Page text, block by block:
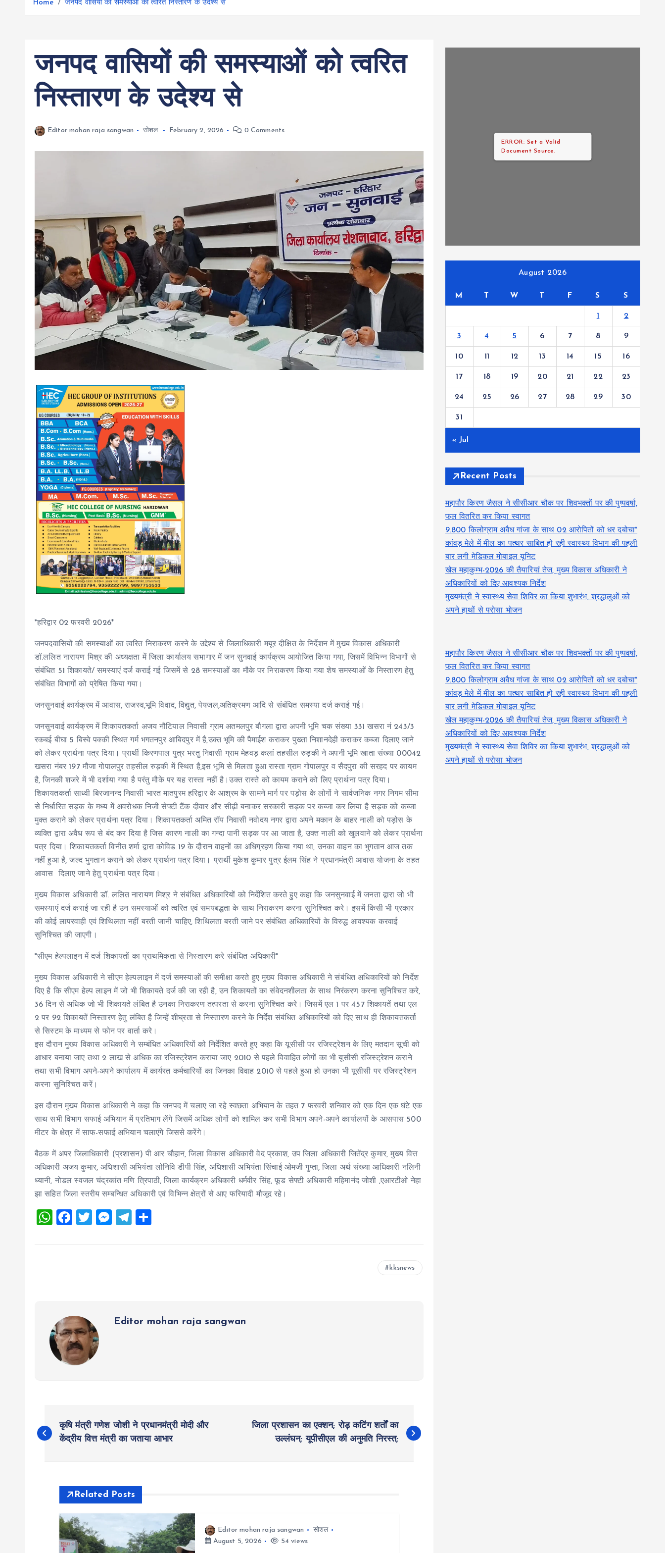
Home जनपद वासियों की समस्याओं को त्वरित निस्तारण के उदेश्य से
जनपद वासियों की समस्याओं को त्वरित
निस्तारण के उदेश्य से
Editor mohan raja sangwan सोशल February 2, 2026 0 Comments
*हरिद्वार 02 फरवरी 2026*
जनपदवासियों की समस्याओं का त्वरित निराकरण करने के उद्देश्य से जिलाधिकारी मयूर दीक्षित के निर्देशन में मुख्य विकास अधिकारी
डॉ.ललित नारायण मिश्र की अध्यक्षता में जिला कार्यालय सभागार में जन सुनवाई कार्यक्रम आयोजित किया गया, जिसमें विभिन्न विभागों से
संबंधित 51 शिकायते/ समस्याएं दर्ज कराई गई जिसमें से 28 समस्याओं का मौके पर निराकरण किया गया शेष समस्याओं के निस्तारण हेतु
संबंधित विभागों को प्रेषित किया गया।
जनसुनवाई कार्यक्रम में आवास, राजस्व,भूमि विवाद, विद्युत, पेयजल,अतिक्रमण आदि से संबंधित समस्या दर्ज कराई गई।
जनसुनवाई कार्यक्रम में शिकायतकर्ता अजय नौटियाल निवासी ग्राम अतमलपुर बौगला द्वारा अपनी भूमि चक संख्या 331 खसरा नं 243/3
रकबई बीघा 5 बिस्वे पक्की स्थित गर्म भगतनपुर आबिदपुर में है,उक्त भूमि की पैमाईश कराकर पुख्ता निशानदेही कराकर कब्जा दिलाए जाने
को लेकर प्रार्थना पत्र दिया। प्रार्थी किरणपाल पुत्र भरतु निवासी ग्राम मेहवड़ कलां तहसील रुड़की ने अपनी भूमि खाता संख्या 00042
खसरा नंबर 197 मौजा गोपालपुर तहसील रुड़की में स्थित है,इस भूमि से मिलता हुआ रास्ता ग्राम गोपालपुर व सैदपुरा की सरहद पर कायम
है, जिनकी शजरे में भी दर्शाया गया है परंतु मौके पर यह रास्ता नहीं है।उक्त रास्ते को कायम कराने को लिए प्रार्थना पत्र दिया।
शिकायतकर्ता साध्वी बिरजानन्द निवासी भारत मातपुरम हरिद्वार के आश्रम के सामने मार्ग पर पड़ोस के लोगों ने सार्वजनिक नगर निगम सीमा
से निर्धारित सड़क के मध्य में अवरोधक निजी सेफ्टी टैंक दीवार और सीढ़ी बनाकर सरकारी सड़क पर कब्जा कर लिया है सड़क को कब्जा
मुक्त कराने को लेकर प्रार्थना पत्र दिया। शिकायतकर्ता अमित रॉय निवासी नवोदय नगर द्वारा अपने मकान के बाहर नाली को पड़ोस के
व्यक्ति द्वारा अवैध रूप से बंद कर दिया है जिस कारण नाली का गन्दा पानी सड़क पर आ जाता है, उक्त नाली को खुलवाने को लेकर प्रार्थना
पत्र दिया। शिकायतकर्ता विनीत शर्मा द्वारा कोविड 19 के दौरान वाहनों का अधिग्रहण किया गया था, उनका वाहन का भुगतान आज तक
नहीं हुआ है, जल्द भुगतान कराने को लेकर प्रार्थना पत्र दिया। प्रार्थी मुकेश कुमार पुत्र ईलम सिंह ने प्रधानमंत्री आवास योजना के तहत
आवास दिलाए जाने हेतु प्रार्थना पत्र दिया।
मुख्य विकास अधिकारी डॉ. ललित नारायण मिश्र ने संबंधित अधिकारियों को निर्देशित करते हुए कहा कि जनसुनवाई में जनता द्वारा जो भी
समस्याएं दर्ज कराई जा रही है उन समस्याओं को त्वरित एवं समयबद्धता के साथ निराकरण करना सुनिश्चित करे। इसमें किसी भी प्रकार
की कोई लापरवाही एवं शिथिलता नहीं बरती जानी चाहिए, शिथिलता बरती जाने पर संबंधित अधिकारियों के विरुद्ध आवश्यक करवाई
सुनिश्चित की जाएगी।
*सीएम हेल्पलाइन में दर्ज शिकायतों का प्राथमिकता से निस्तारण करे संबंधित अधिकारी*
मुख्य विकास अधिकारी ने सीएम हेल्पलाइन में दर्ज समस्याओं की समीक्षा करते हुए मुख्य विकास अधिकारी ने संबंधित अधिकारियों को निर्देश
दिए है कि सीएम हेल्प लाइन में जो भी शिकायते दर्ज की जा रही है, उन शिकायतों का संवेदनशीलता के साथ निरंकरण करना सुनिश्चित करे,
36 दिन से अधिक जो भी शिकायते लंबित है उनका निराकरण तत्परता से करना सुनिश्चित करे। जिसमें एल 1 पर 457 शिकायतें तथा एल
2 पर 92 शिकायतें निस्तारण हेतु लंबित है जिन्हें शीघ्रता से निस्तारण करने के निर्देश संबंधित अधिकारियों को दिए साथ ही शिकायतकर्ता
से सिस्टम के माध्यम से फोन पर वार्ता करे।
इस दौरान मुख्य विकास अधिकारी ने सम्बंधित अधिकारियों को निर्देशित करते हुए कहा कि यूसीसी पर रजिस्ट्रेशन के लिए मतदान सूची को
आधार बनाया जाए तथा 2 लाख से अधिक का रजिस्ट्रेशन कराया जाए 2010 से पहले विवाहित लोगों का भी यूसीसी रजिस्ट्रेशन कराने
तथा सभी विभाग अपने-अपने कार्यालय में कार्यरत कर्मचारियों का जिनका विवाह 2010 से पहले हुआ हो उनका भी यूसीसी पर रजिस्ट्रेशन
करना सुनिश्चित करें।
इस दौरान मुख्य विकास अधिकारी ने कहा कि जनपद में चलाए जा रहे स्वछता अभियान के तहत 7 फरवरी शनिवार को एक दिन एक घंटे एक
साथ सभी विभाग सफाई अभियान में प्रतिभाग लेंगे जिसमें अधिक लोगों को शामिल कर सभी विभाग अपने-अपने कार्यालयों के आसपास 500
मीटर के क्षेत्र में साफ-सफाई अभियान चलाएंगे जिससे करेंगे।
बैठक में अपर जिलाधिकारी (प्रशासन) पी आर चौहान, जिला विकास अधिकारी वेद प्रकाश, उप जिला अधिकारी जितेंद्र कुमार, मुख्य वित्त
अधिकारी अजय कुमार, अधिशासी अभियंता लोनिवि डीपी सिंह, अधिशासी अभियंता सिंचाई ओमजी गुप्ता, जिला अर्थ संख्या आधिकारी नलिनी
ध्यानी, नोडल स्वजल चंद्रकांत मणि त्रिपाठी, जिला कार्यक्रम अधिकारी धर्मवीर सिंह, फूड सेफ्टी अधिकारी महिमानंद जोशी ,एआरटीओ नेहा
झा सहित जिला स्तरीय सम्बन्धित अधिकारी एवं विभिन्न क्षेत्रों से आए फरियादी मौजूद रहे।
W
at
F
ce
k
T
tt
M
se
T
e
a
kksnews
Editor mohan raja sangwan
o
कृषि मंत्री गणेश जोशी ने प्रधानमंत्री मोदी और
केंद्रीय वित्त मंत्री का जताया आभार
जिला प्रशासन का एक्शन; रोड़ कटिंग शर्तों का
उल्लंघन; यूपीसीएल की अनुमति निरस्त;
Related Posts
Editor mohan raja sangwan
सोशल
August 5, 2026
54 views
ERROR: Set a Valid
Document Source.
August 2026
M T W T F S S
1 2
3 4 5 6 7 8 9
10 11 12 13 14 15 16
17 18 19 20 21 22 23
24 25 26 27 28 29 30
31
« Jul
Recent Posts
महापौर किरण जैसल ने सीसीआर चौक पर शिवभक्तों पर की पुष्पवर्षा,
फल वितरित कर किया स्वागत
9.800 किलोग्राम अवैध गांजा के साथ 02 आरोपितों को धर दबोचा*
कांवड़ मेले में मील का पत्थर साबित हो रही स्वास्थ्य विभाग की पहली
बार लगी मेडिकल मोबाइल यूनिट
खेल महाकुम्भ-2026 की तैयारियां तेज, मुख्य विकास अधिकारी ने
अधिकारियों को दिए आवश्यक निर्देश
मुख्यमंत्री ने स्वास्थ्य सेवा शिविर का किया शुभारंभ, श्रद्धालुओं को
अपने हाथों से परोसा भोजन
महापौर किरण जैसल ने सीसीआर चौक पर शिवभक्तों पर की पुष्पवर्षा,
फल वितरित कर किया स्वागत
9.800 किलोग्राम अवैध गांजा के साथ 02 आरोपितों को धर दबोचा*
कांवड़ मेले में मील का पत्थर साबित हो रही स्वास्थ्य विभाग की पहली
बार लगी मेडिकल मोबाइल यूनिट
खेल महाकुम्भ-2026 की तैयारियां तेज, मुख्य विकास अधिकारी ने
अधिकारियों को दिए आवश्यक निर्देश
मुख्यमंत्री ने स्वास्थ्य सेवा शिविर का किया शुभारंभ, श्रद्धालुओं को
अपने हाथों से परोसा भोजन